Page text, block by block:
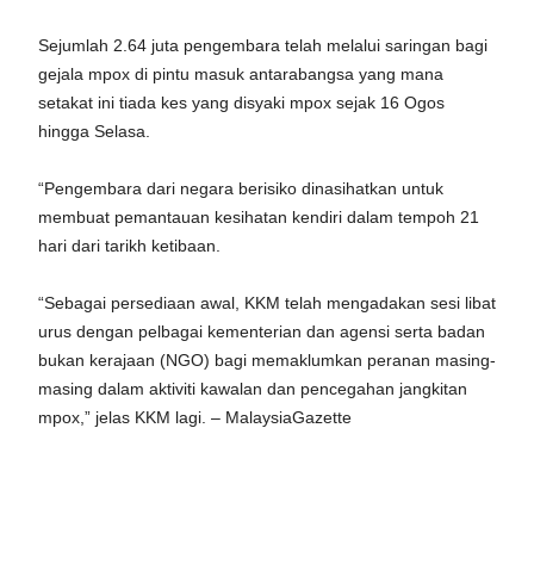
Sejumlah 2.64 juta pengembara telah melalui saringan bagi
gejala mpox di pintu masuk antarabangsa yang mana
setakat ini tiada kes yang disyaki mpox sejak 16 Ogos
hingga Selasa.
“Pengembara dari negara berisiko dinasihatkan untuk
membuat pemantauan kesihatan kendiri dalam tempoh 21
hari dari tarikh ketibaan.
“Sebagai persediaan awal, KKM telah mengadakan sesi libat
urus dengan pelbagai kementerian dan agensi serta badan
bukan kerajaan (NGO) bagi memaklumkan peranan masing-
masing dalam aktiviti kawalan dan pencegahan jangkitan
mpox,” jelas KKM lagi. – MalaysiaGazette